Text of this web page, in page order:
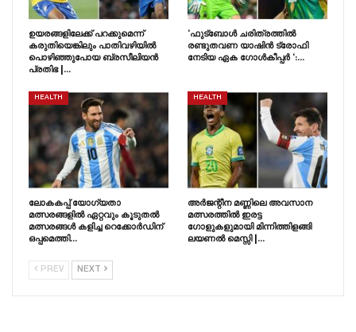
ഉയരങ്ങളിലേക്ക് പറക്കുമെന്ന്
കരുതിയെങ്കിലും പാതിവഴിയിൽ
പൊഴിഞ്ഞുപോയ ബ്രസീലിയൻ
പ്രതിഭ |…
‘ഫുട്ബോൾ ചരിത്രത്തിൽ
രണ്ടുതവണ യാഷിൻ ട്രോഫി
നേടിയ ഏക ഗോൾകീപ്പർ ‘:…
HEALTH
ലോകകപ്പ് യോഗ്യതാ
മത്സരങ്ങളിൽ ഏറ്റവും കൂടുതൽ
മത്സരങ്ങൾ കളിച്ച റെക്കോർഡിന്
ഒപ്പമെത്തി…
HEALTH
അർജന്റീന മണ്ണിലെ അവസാന
മത്സരത്തിൽ ഇരട്ട
ഗോളുകളുമായി മിന്നിത്തിളങ്ങി
ലയണൽ മെസ്സി |…
PREV NEXT